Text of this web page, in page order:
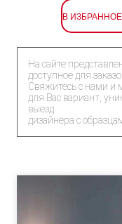
В ИЗБРАННОЕ
На сайте
доступное для
Свяжитесь с нами и
для Вас вариант,
выезд
дизайнера с